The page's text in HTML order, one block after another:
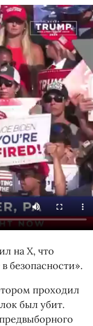
на X, что
безопасности».
проходил
был убит.